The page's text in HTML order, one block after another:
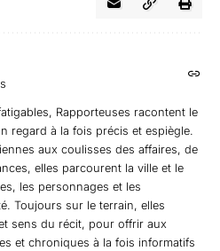
Rapporteuses racontent le
regard à la fois précis et espiègle.
aux coulisses des affaires, de
elles parcourent la ville et le
les personnages et les
Toujours sur le terrain, elles
sens du récit, pour offrir aux
et chroniques à la fois informatifs